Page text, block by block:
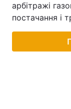
арбітражі
постачання і